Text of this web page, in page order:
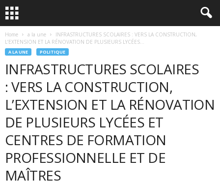
Home a la une
INFRASTRUCTURES SCOLAIRES : VERS LA CONSTRUCTION,
L’EXTENSION ET LA RÉNOVATION DE PLUSIEURS LYCÉES...
A LA UNE POLITIQUE
INFRASTRUCTURES SCOLAIRES
: VERS LA CONSTRUCTION,
L’EXTENSION ET LA RÉNOVATION
DE PLUSIEURS LYCÉES ET
CENTRES DE FORMATION
PROFESSIONNELLE ET DE
MAÎTRES